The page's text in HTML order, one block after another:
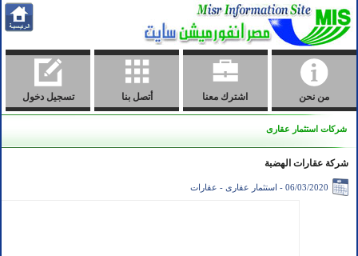
من نحن اشترك معنا أتصل بنا تسجيل دخول
شركات استثمار عقارى
شركة عقارات الهضبة
06/03/2020 - استثمار عقارى - عقارات